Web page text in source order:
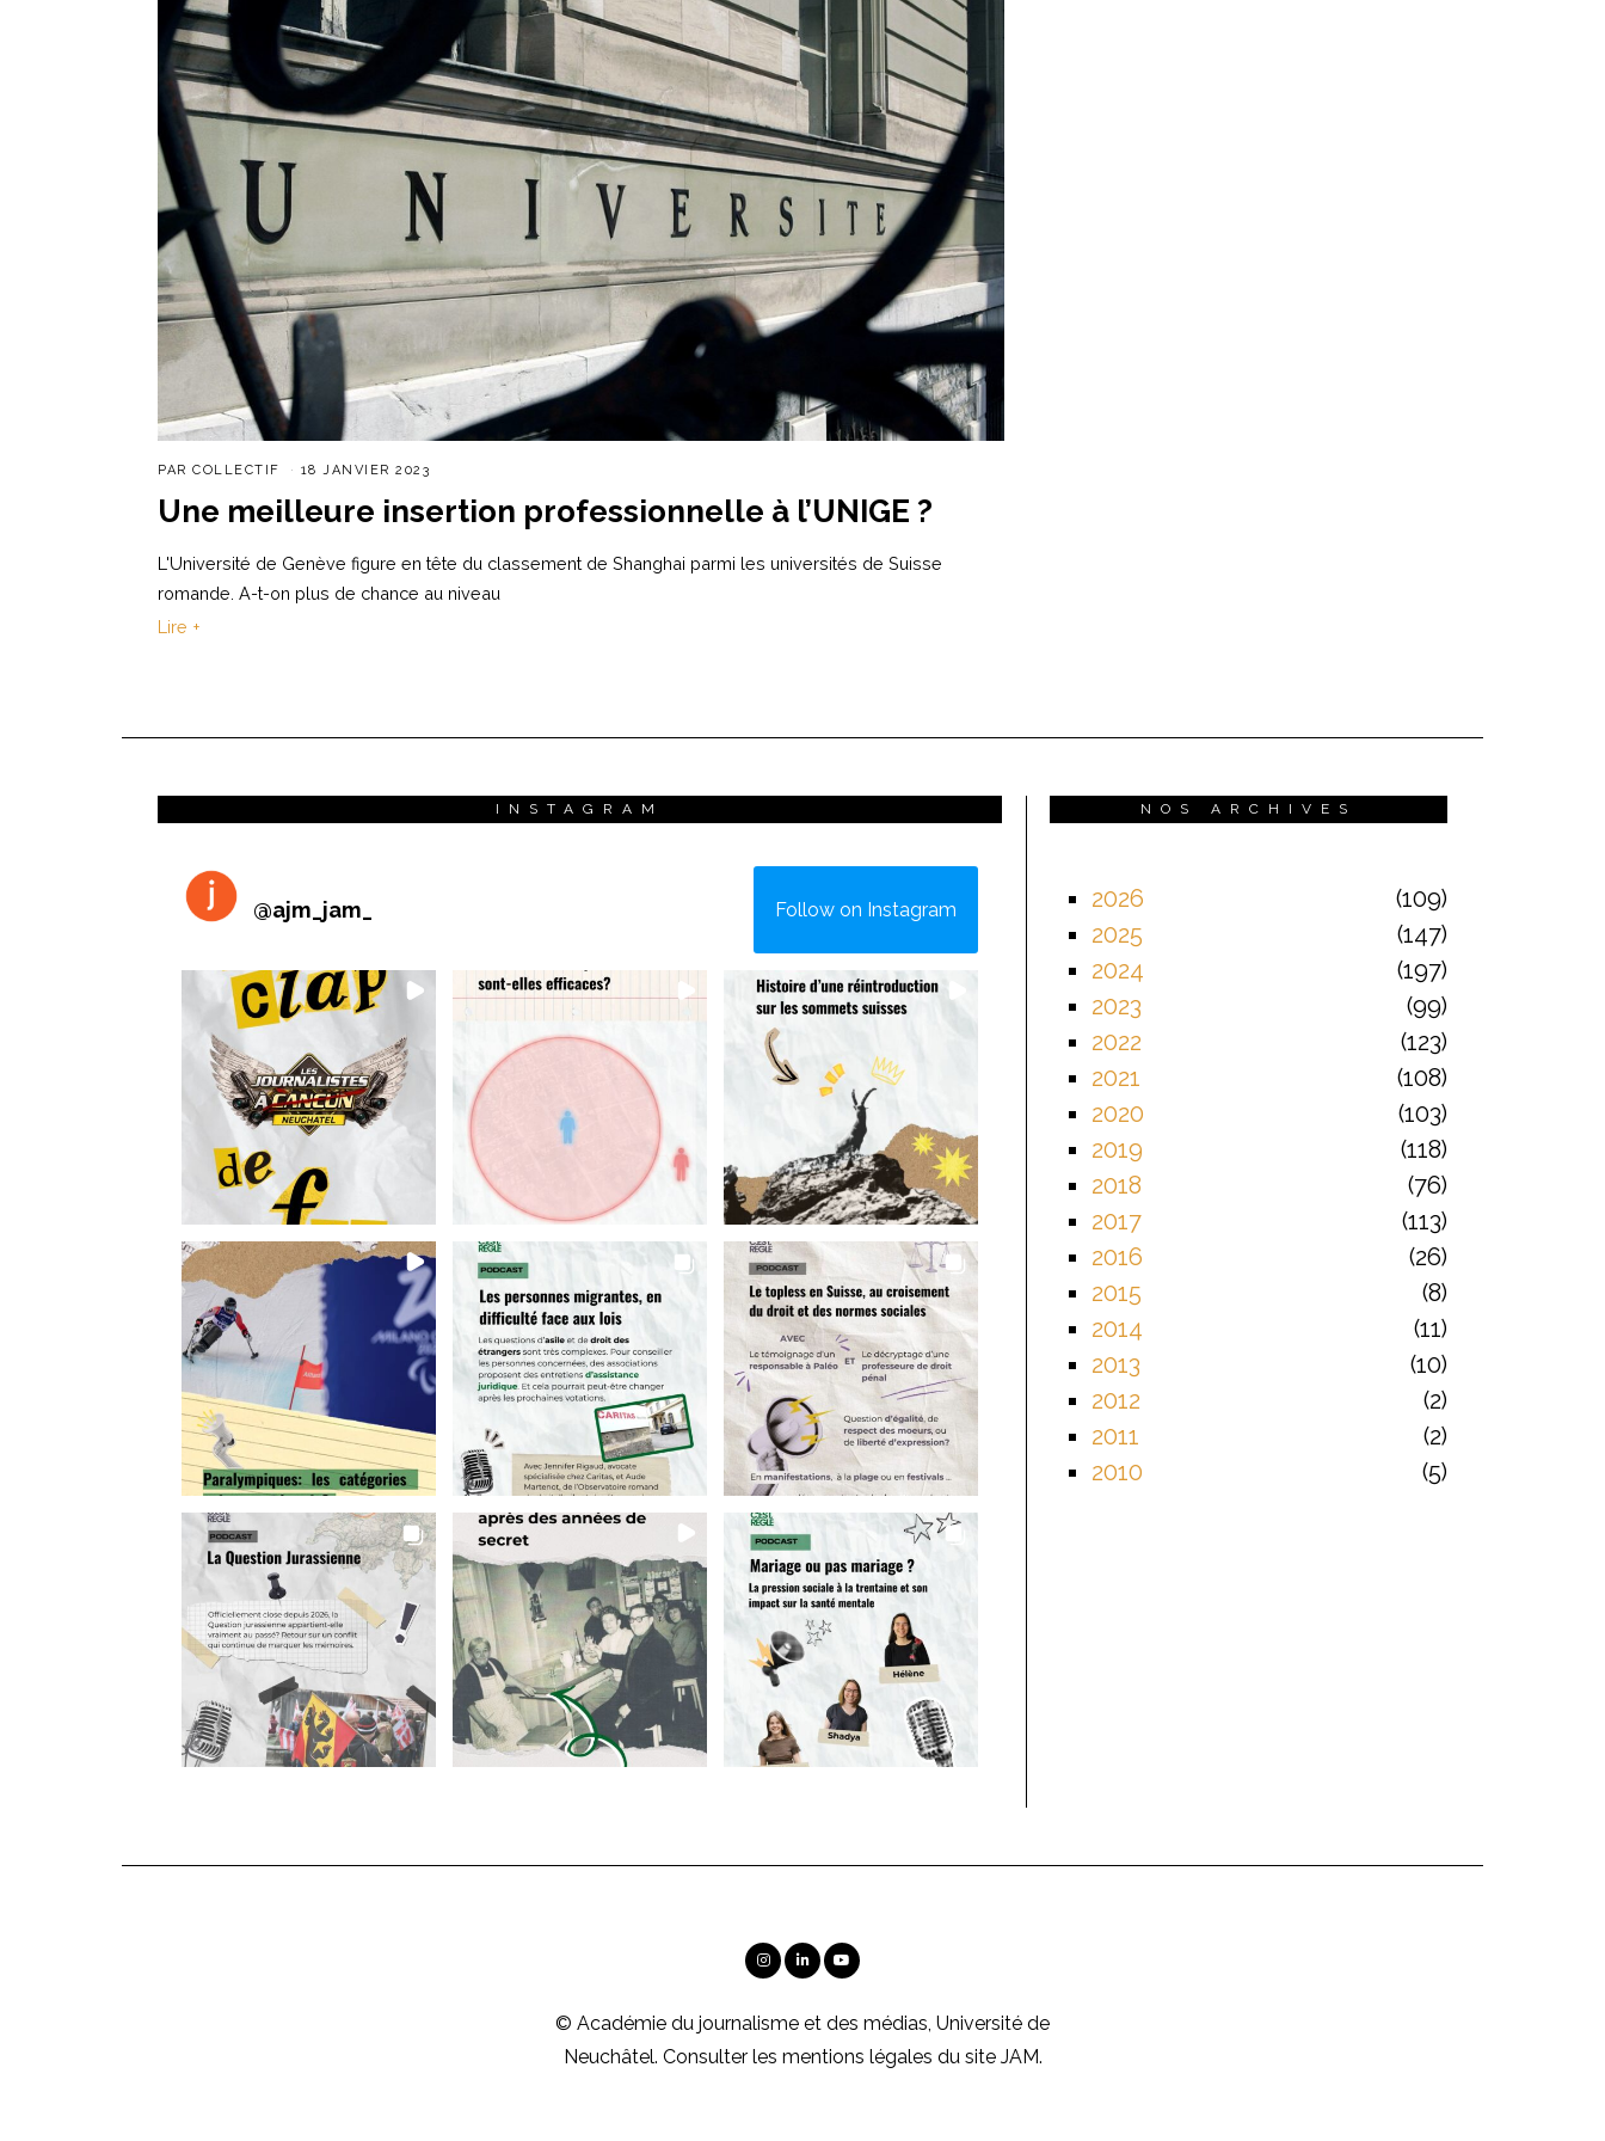
PAR COLLECTIF 18 JANVIER 2023
Une meilleure insertion professionnelle à l’UNIGE ?
L'Université de Genève figure en tête du classement de Shanghai parmi les universités de Suisse
romande. A-t-on plus de chance au niveau
Lire +
INSTAGRAM
@ajm_jam_ Follow on Instagram
NOS ARCHIVES
2026
109
2025
147
2024
197
2023
99
2022
123
2021
108
2020
103
2019
118
2018
76
2017
113
2016
26
2015
8
2014
11
2013
10
2012
2
2011
2
2010
5
© Académie du journalisme et des médias, Université de
Neuchâtel. Consulter les mentions légales du site JAM.